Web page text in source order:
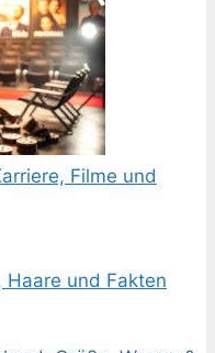
Filme und
und Fakten